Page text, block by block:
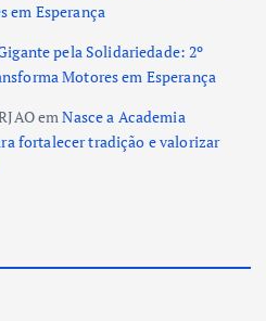
em Esperança
pela Solidariedade: 2º
Motores em Esperança
emNasce a Academia
fortalecer tradição e valorizar